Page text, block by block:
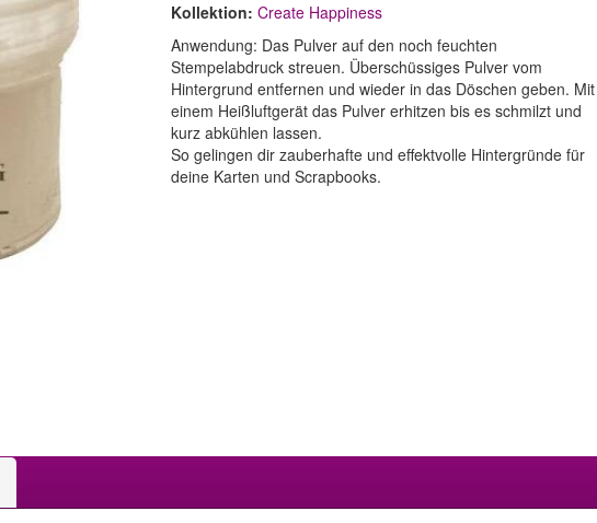
Kollektion: Create Happiness
Anwendung: Das Pulver auf den noch feuchten
Stempelabdruck streuen. Überschüssiges Pulver vom
Hintergrund entfernen und wieder in das Döschen geben. Mit
einem Heißluftgerät das Pulver erhitzen bis es schmilzt und
kurz abkühlen lassen.
So gelingen dir zauberhafte und effektvolle Hintergründe für
deine Karten und Scrapbooks.